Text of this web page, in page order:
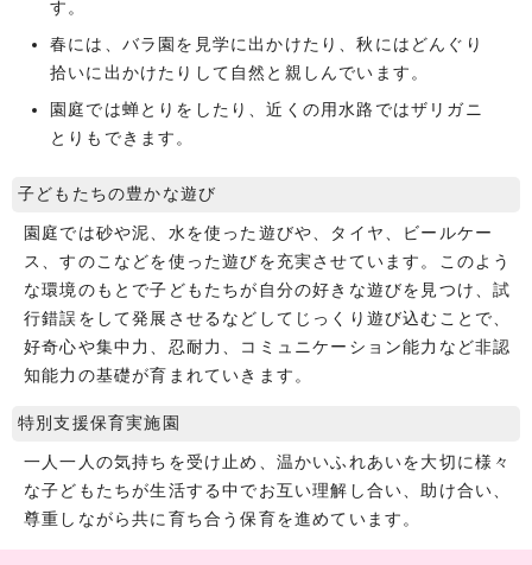
す。
春には、バラ園を見学に出かけたり、秋にはどんぐり
拾いに出かけたりして自然と親しんでいます。
園庭では蝉とりをしたり、近くの用水路ではザリガニ
とりもできます。
子どもたちの豊かな遊び
園庭では砂や泥、水を使った遊びや、タイヤ、ビールケー
ス、すのこなどを使った遊びを充実させています。このよう
な環境のもとで子どもたちが自分の好きな遊びを見つけ、試
行錯誤をして発展させるなどしてじっくり遊び込むことで、
好奇心や集中力、忍耐力、コミュニケーション能力など非認
知能力の基礎が育まれていきます。
特別支援保育実施園
一人一人の気持ちを受け止め、温かいふれあいを大切に様々
な子どもたちが生活する中でお互い理解し合い、助け合い、
尊重しながら共に育ち合う保育を進めています。